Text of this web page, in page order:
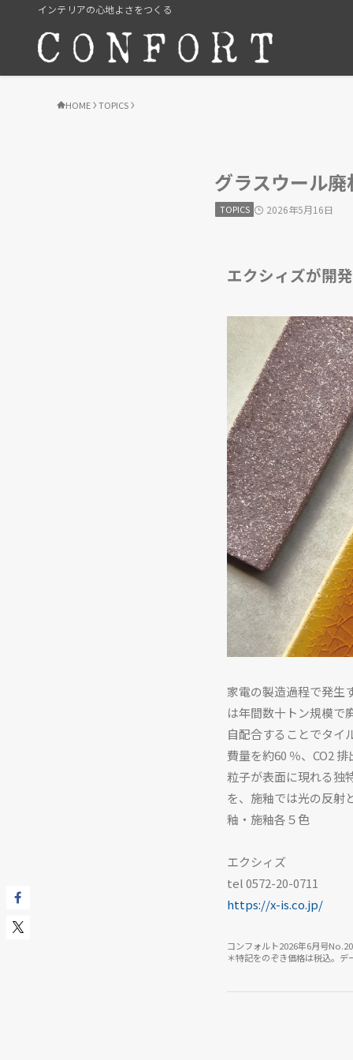
インテリアの心地よさをつくる
HOME TOPICS
グラスウール
TOPICS 2026年5月16日
エクシィズが開
家電の製造過程で発生
は年間数十トン規模で
自配合することでタイ
費量を約60 ％、CO2
粒子が表面に現れる独
を、施釉では光の反射
釉・施釉各５色
エクシィズ
tel 0572-20-0711
https://x-is.co.jp/
コンフォルト2026年6月号
＊特記をのぞき価格は税込。デ